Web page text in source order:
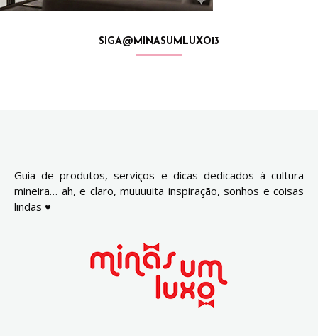
SIGA@MINASUMLUXO13
Guia de produtos, serviços e dicas dedicados à cultura
mineira… ah, e claro, muuuuita inspiração, sonhos e coisas
lindas ♥